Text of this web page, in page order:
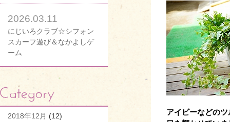
2026.03.11
にじいろクラブ☆シフォン
スカーフ遊び＆なかよしゲ
ーム
2018年12月 (12)
アイビーなどの